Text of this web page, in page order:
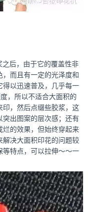
后，由于它的覆盖性非
而且有一定的光泽度和
得以迅速普及，几乎每一
，所以不适合大面积的
印，然后点缀些胶浆，这
出图案的层次感；还有
的效果，但始终穿起来
决大面积印花的问题较
特点，可以拉伸～～一